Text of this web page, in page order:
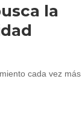
la
cada vez más